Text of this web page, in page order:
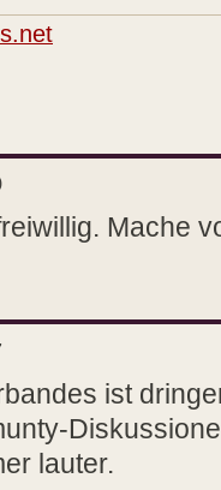
Mache
ist
lauter.